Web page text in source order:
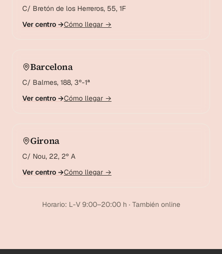
C/ Bretón de los Herreros, 55, 1F
Ver centro →Cómo llegar →
Barcelona
C/ Balmes, 188, 3º-1ª
Ver centro →Cómo llegar →
Girona
C/ Nou, 22, 2º A
Ver centro →Cómo llegar →
Horario: L-V 9:00–20:00 h · También online